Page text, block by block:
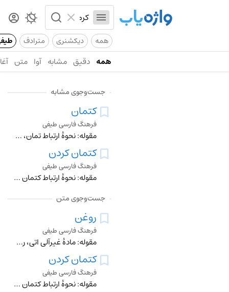
همه دیکشنری مترادف
همه دقیق مشابه آوا متن
جست‌وجوی مشابه
کتمان
فرهنگ فارسی طیفی
مقوله: نحوۀ ارتباط تمان، پوشاندن، پنهانکردن، اخفا، پرده‌پوشی، نهفتگی مخفی‌کاری، استتار پنهان شدن، اختفا، محل اختفا حجاب، پوشش حبس، گوشه‌گیری تجاهل، تظاهر (ادعا)
کتمان کردن
فرهنگ فارسی طیفی
مقوله: نحوۀ ارتباط کتمان کردن، مخفی کردن، پنهانکردن، درپرده نگهداشتن، حجاب پوشیدن انبارکردن ناپدید کردن، پوشیدن، پوشاندن
جست‌وجوی متن
روغن
فرهنگ فارسی طیفی
مقوله: مادۀ غیرآلی اتی، روغنزیتون (کنجد، آفتاب‌گردان، بادام زمینی، سویا، ...)، روغن حیوانی، کرمانشاهی، روغنجامد (اشباع نشده، ...)، چربی▼ روغن [کبد] ماهی دانه‌ها
کتمان کردن
فرهنگ فارسی طیفی
مقوله: نحوۀ ارتباط کتمان کردن، مخفی کردن، پنهانکردن، درپرده نگهداشتن، حجاب پوشیدن انبارکردن ناپدید کردن، پوشیدن، پوشاندن